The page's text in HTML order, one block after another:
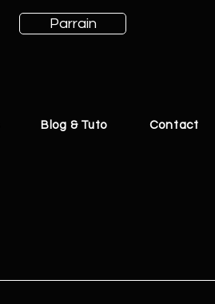
Parrain
Blog & Tuto Contact